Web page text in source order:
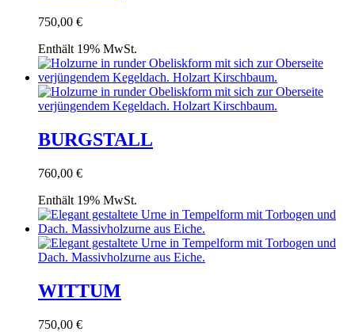
750,00 €
Enthält 19% MwSt.
BURGSTALL
760,00 €
Enthält 19% MwSt.
WITTUM
750,00 €